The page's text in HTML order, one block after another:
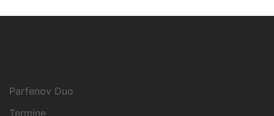
Parfenov Duo
Termine